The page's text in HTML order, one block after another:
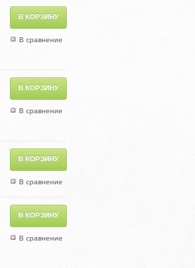
В сравнение
В сравнение
В сравнение
В сравнение